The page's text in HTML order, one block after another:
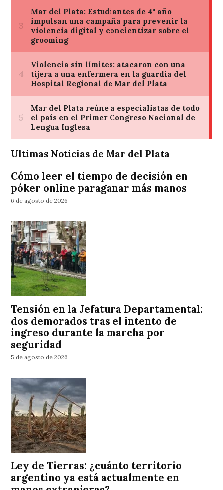
Ultimas Noticias de Mar del Plata
Cómo leer el tiempo de decisión en
póker online paraganar más manos
6 de agosto de 2026
Tensión en la Jefatura Departamental:
dos demorados tras el intento de
ingreso durante la marcha por
seguridad
5 de agosto de 2026
Ley de Tierras: ¿cuánto territorio
argentino ya está actualmente en